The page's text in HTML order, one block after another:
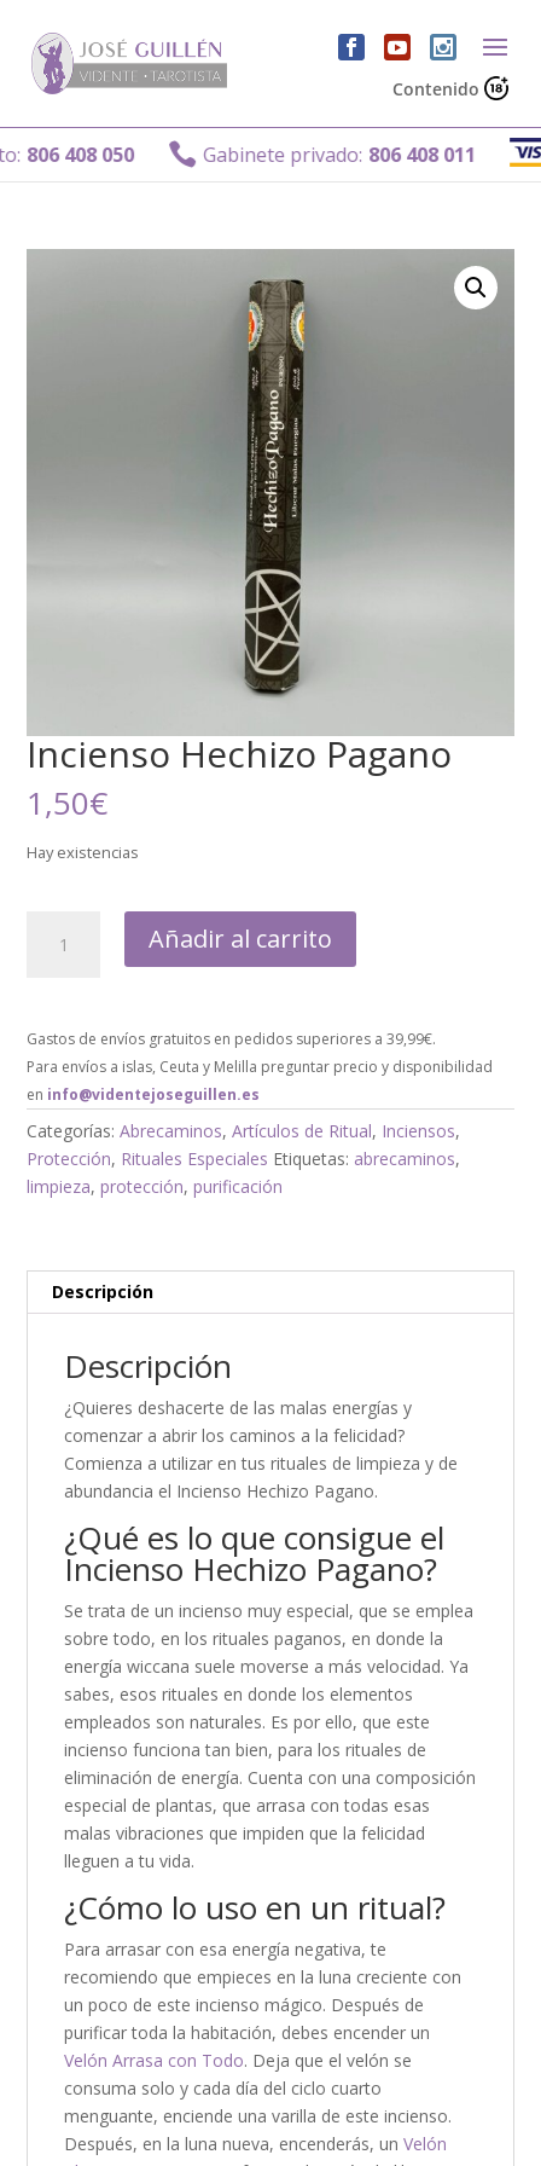
Contenido
408 050 Gabinete privado: 806 408 011
Incienso Hechizo Pagano
1,50€
Hay existencias
Añadir al carrito
Gastos de envíos gratuitos en pedidos superiores a 39,99€.
Para envíos a islas, Ceuta y Melilla preguntar precio y disponibilidad
en info@videntejoseguillen.es
Categorías:Abrecaminos,Artículos de Ritual, Inciensos,
Protección, Rituales Especiales Etiquetas: abrecaminos,
limpieza,protección,purificación
Descripción
Descripción
¿Quieres deshacerte de las malas energías y
comenzar a abrir los caminos a la felicidad?
Comienza a utilizar en tus rituales de limpieza y de
abundancia el Incienso Hechizo Pagano.
¿Qué es lo que consigue el
Incienso Hechizo Pagano?
Se trata de un incienso muy especial, que se emplea
sobre todo, en los rituales paganos, en donde la
energía wiccana suele moverse a más velocidad. Ya
sabes, esos rituales en donde los elementos
empleados son naturales. Es por ello, que este
incienso funciona tan bien, para los rituales de
eliminación de energía. Cuenta con una composición
especial de plantas, que arrasa con todas esas
malas vibraciones que impiden que la felicidad
lleguen a tu vida.
¿Cómo lo uso en un ritual?
Para arrasar con esa energía negativa, te
recomiendo que empieces en la luna creciente con
un poco de este incienso mágico. Después de
purificar toda la habitación, debes encender un
Velón Arrasa con Todo. Deja que el velón se
consuma solo y cada día del ciclo cuarto
menguante, enciende una varilla de este incienso.
Después, en la luna nueva, encenderás, unVelón